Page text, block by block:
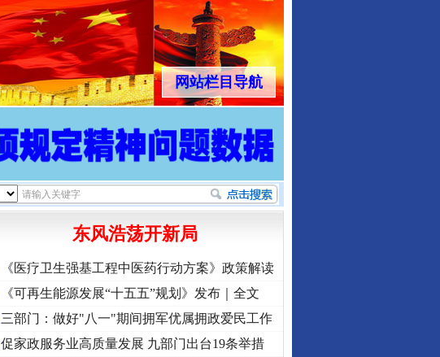
网站栏目导航
东风浩荡开新局
《医疗卫生强基工程中医药行动方案》政策解读
《可再生能源发展“十五五”规划》发布｜全文
三部门：做好"八一"期间拥军优属拥政爱民工作
促家政服务业高质量发展 九部门出台19条举措